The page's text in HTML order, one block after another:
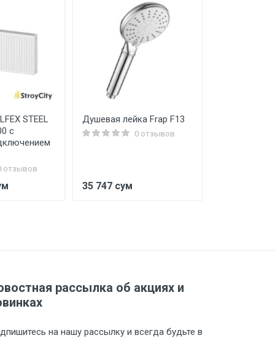
STEEL
с
отзывов
Душевая лейка Frap F13
0 отзывов
35 747 сум
рассылка об акциях и
на нашу рассылку и всегда будьте в